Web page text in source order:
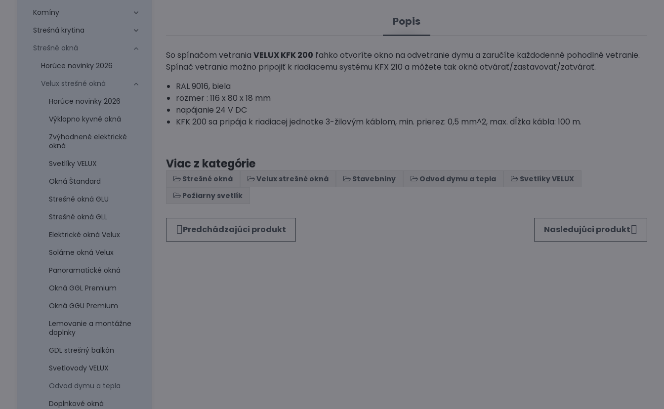
Popis
So spínačom vetraniaVELUX KFK 200 ľahko otvoríte okno na odvetranie dymu a zaručíte každodenné pohodlné vetranie.
Spínač vetrania možno pripojiť k riadiacemu systému KFX 210 a môžete tak okná otvárať/zastavovať/zatvárať.
RAL 9016, biela
rozmer : 116 x 80 x 18 mm
napájanie 24 V DC
KFK 200 sa pripája k riadiacej jednotke 3-žilovým káblom, min. prierez: 0,5 mm^2, max. dĺžka kábla: 100 m.
Viac z kategórie
Strešné okná Velux strešné okná Stavebniny Odvod dymu a tepla
Svetlíky VELUX
Požiarny svetlík
Predchádzajúci produkt Nasledujúci produkt
Komíny
Strešná krytina
Strešné okná
Horúce novinky 2026
Velux strešné okná
Horúce novinky 2026
Výklopno kyvné okná
Zvýhodnené elektrické
okná
Svetlíky VELUX
Okná Štandard
Strešné okná GLU
Strešné okná GLL
Elektrické okná Velux
Solárne okná Velux
Panoramatické okná
Okná GGL Premium
Okná GGU Premium
Lemovanie a montážne
doplnky
GDL strešný balkón
Svetlovody VELUX
Odvod dymu a tepla
Doplnkové okná